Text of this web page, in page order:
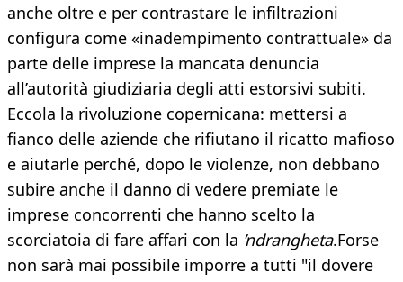
anche oltre e per contrastare le infiltrazioni
configura come «inadempimento contrattuale» da
parte delle imprese la mancata denuncia
all’autorità giudiziaria degli atti estorsivi subiti.
Eccola la rivoluzione copernicana: mettersi a
fianco delle aziende che rifiutano il ricatto mafioso
e aiutarle perché, dopo le violenze, non debbano
subire anche il danno di vedere premiate le
imprese concorrenti che hanno scelto la
scorciatoia di fare affari con la ’ndrangheta.Forse
non sarà mai possibile imporre a tutti "il dovere